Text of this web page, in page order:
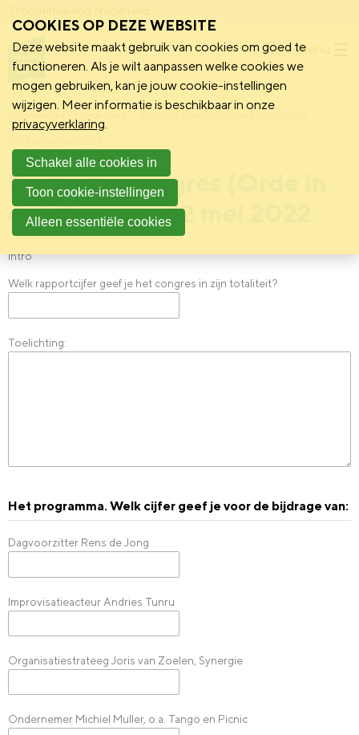
Menu
Schoonmakend Nederland
Evaluatie congres (Orde in
de) Chaos op 12 mei 2022
Intro
Welk rapportcijfer geef je het congres in zijn totaliteit?
Toelichting:
Het programma. Welk cijfer geef je voor de bijdrage van:
Dagvoorzitter Rens de Jong
Improvisatieacteur Andries Tunru
Organisatiestrateeg Joris van Zoelen, Synergie
Ondernemer Michiel Muller, o.a. Tango en Picnic
COOKIES OP DEZE WEBSITE
Deze website maakt gebruik van cookies om goed te
functioneren. Als je wilt aanpassen welke cookies we
mogen gebruiken, kan je jouw cookie-instellingen
wijzigen. Meer informatie is beschikbaar in onze
privacyverklaring.
Schakel alle cookies in
Toon cookie-instellingen
Alleen essentiële cookies